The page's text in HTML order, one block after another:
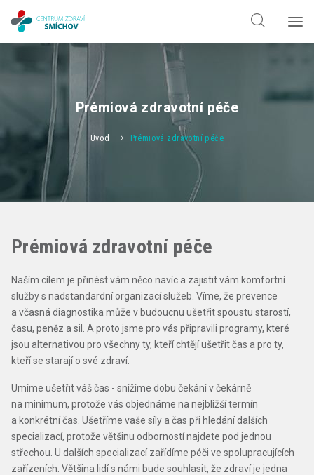
Prémiová zdravotní péče
Úvod Prémiová zdravotní péče
Prémiová zdravotní péče
Naším cílem je přinést vám něco navíc a zajistit vám komfortní
služby s nadstandardní organizací služeb. Víme, že prevence
a včasná diagnostika může v budoucnu ušetřit spoustu starostí,
času, peněz a sil. A proto jsme pro vás připravili programy, které
jsou alternativou pro všechny ty, kteří chtějí ušetřit čas a pro ty,
kteří se starají o své zdraví.
Umíme ušetřit váš čas - snížíme dobu čekání v čekárně
na minimum, protože vás objednáme na nejbližší termín
a konkrétní čas. Ušetříme vaše síly a čas při hledání dalších
specializací, protože většinu odborností najdete pod jednou
střechou. U dalších specializací zařídíme péči ve spolupracujících
zařízeních. Většina lidí s námi bude souhlasit, že zdraví je jedna